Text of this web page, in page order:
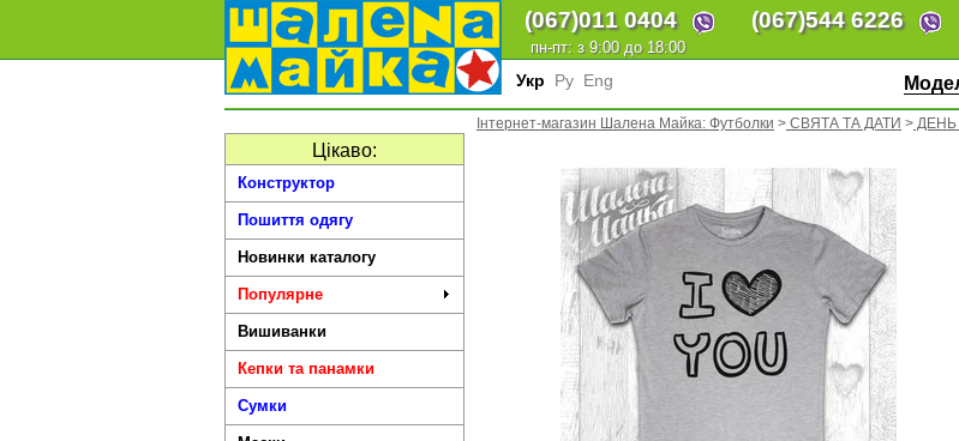
(067)011 0404 (067)544 6226
пн-пт: з 9:00 до 18:00
Укр Ру Eng
Цікаво:
Конструктор
Пошиття одягу
Новинки каталогу
Популярне
Вишиванки
Кепки та панамки
Сумки
Інтернет-магазин Шалена Майка: Футболки > СВЯТА ТА ДАТИ > ДЕНЬ